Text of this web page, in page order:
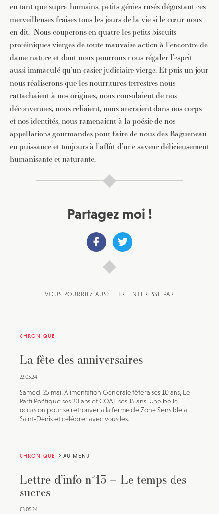
en tant que supra-humains, petits génies rusés dégustant ces
merveilleuses fraises tous les jours de la vie si le cœur nous
en dit. Nous couperons en quatre les petits biscuits
protéiniques vierges de toute mauvaise action à l’encontre de
dame nature et dont nous pourrons nous régaler l’esprit
aussi immaculé qu’un casier judiciaire vierge. Et puis un jour
nous réaliserons que les nourritures terrestres nous
rattachaient à nos origines, nous consolaient de nos
déconvenues, nous reliaient, nous ancraient dans nos corps
et nos identités, nous ramenaient à la poésie de nos
appellations gourmandes pour faire de nous des Ragueneau
en puissance et toujours à l’affût d’une saveur délicieusement
humanisante et naturante.
Partagez moi !
VOUS POURRIEZ AUSSI ÊTRE INTÉRESSÉ PAR
CHRONIQUE
La fête des anniversaires
22.05.24
Samedi 25 mai, Alimentation Générale fêtera ses 10 ans, Le
Parti Poétique ses 20 ans et COAL ses 15 ans. Une belle
occasion pour se retrouver à la ferme de Zone Sensible à
Saint-Denis et célébrer avec vous les...
CHRONIQUE AU MENU
Lettre d’info n°13 – Le temps des
sucres
03.05.24
JE M'INSCRIS À LA NEWSLETTER